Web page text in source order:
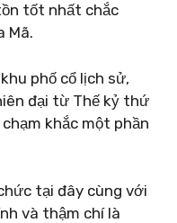
tốt nhất chắc
Mã.
phố cổ lịch sử,
đại từ Thế kỷ thứ
khắc một phần
tại đây cùng với
và thậm chí là